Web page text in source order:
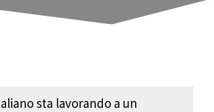
sta lavorando a un